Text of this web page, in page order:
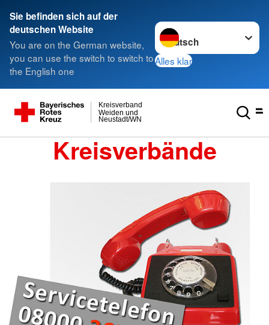
Sie befinden sich auf der
deutschen Website
You are on the German website,
you can use the switch to switch to
the English one
Sprache wechseln zu
Alles klar
Neustadt/WN
Weiden und
Kreisverband
Kreisverbände